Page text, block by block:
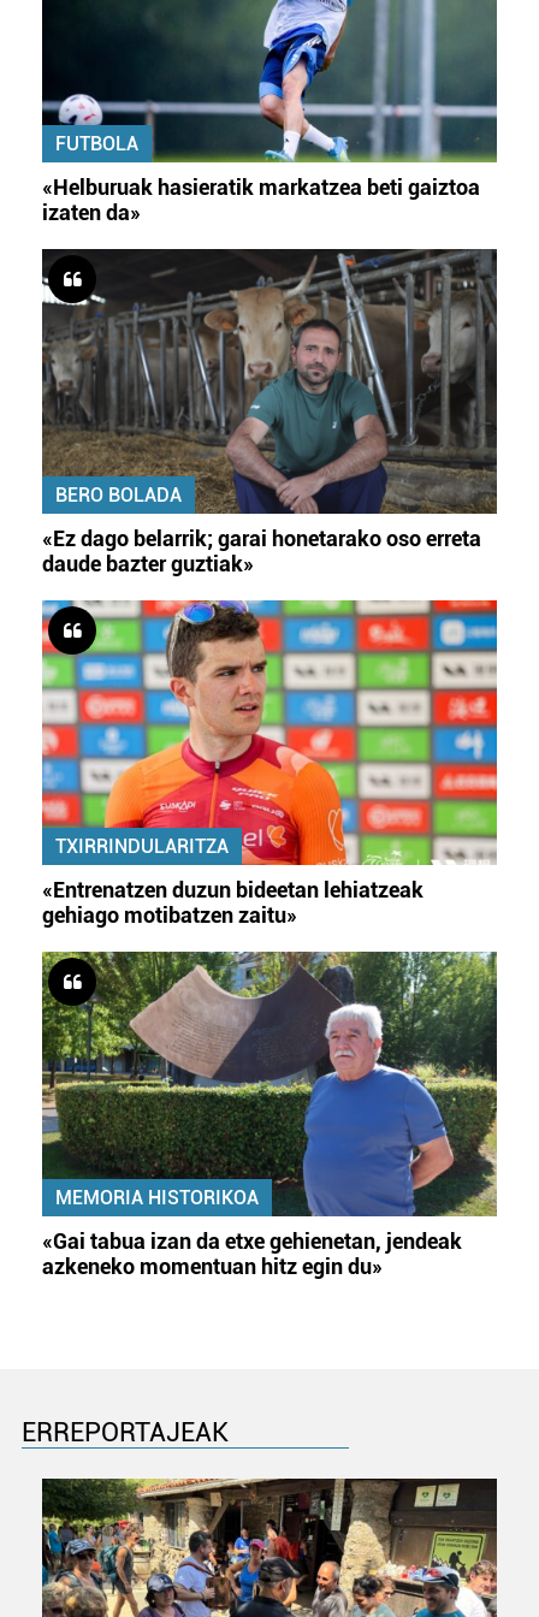
FUTBOLA
«Helburuak hasieratik markatzea beti gaiztoa
izaten da»
BERO BOLADA
«Ez dago belarrik; garai honetarako oso erreta
daude bazter guztiak»
TXIRRINDULARITZA
«Entrenatzen duzun bideetan lehiatzeak
gehiago motibatzen zaitu»
MEMORIA HISTORIKOA
«Gai tabua izan da etxe gehienetan, jendeak
azkeneko momentuan hitz egin du»
ERREPORTAJEAK